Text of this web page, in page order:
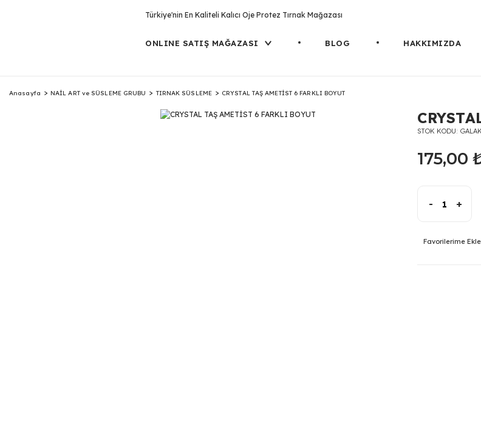
Türkiye'nin En Kaliteli Kalıcı Oje Protez Tırnak Mağazası
ONLINE SATIŞ MAĞAZASI BLOG HAKKIMIZDA
Anasayfa NAİL ART ve SÜSLEME GRUBU TIRNAK SÜSLEME CRYSTAL TAŞ AMETİST 6 FARKLI BOYUT
STOK KODU
175,00
- +